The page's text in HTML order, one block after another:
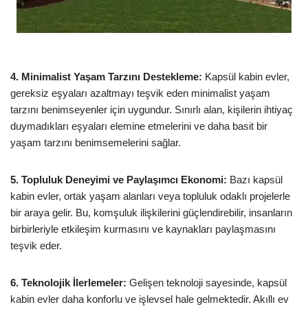
4. Minimalist Yaşam Tarzını Destekleme: Kapsül kabin evler,
gereksiz eşyaları azaltmayı teşvik eden minimalist yaşam
tarzını benimseyenler için uygundur. Sınırlı alan, kişilerin ihtiyaç
duymadıkları eşyaları elemine etmelerini ve daha basit bir
yaşam tarzını benimsemelerini sağlar.
5. Topluluk Deneyimi ve Paylaşımcı Ekonomi: Bazı kapsül
kabin evler, ortak yaşam alanları veya topluluk odaklı projelerle
bir araya gelir. Bu, komşuluk ilişkilerini güçlendirebilir, insanların
birbirleriyle etkileşim kurmasını ve kaynakları paylaşmasını
teşvik eder.
6. Teknolojik İlerlemeler: Gelişen teknoloji sayesinde, kapsül
kabin evler daha konforlu ve işlevsel hale gelmektedir. Akıllı ev